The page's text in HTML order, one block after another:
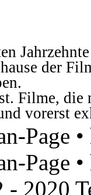
der
Filme, die
vorerst
Page
Page
2020